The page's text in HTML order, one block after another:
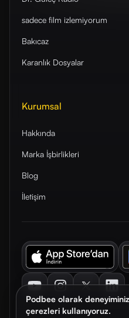
Podbee olarak
çerezleri kullanıyoruz.
sadece film izlemiyorum
Bakıcaz
Karanlık Dosyalar
Kurumsal
Hakkında
Marka İşbirlikleri
Blog
İletişim